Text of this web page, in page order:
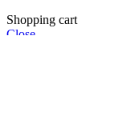
Shopping cart
Close